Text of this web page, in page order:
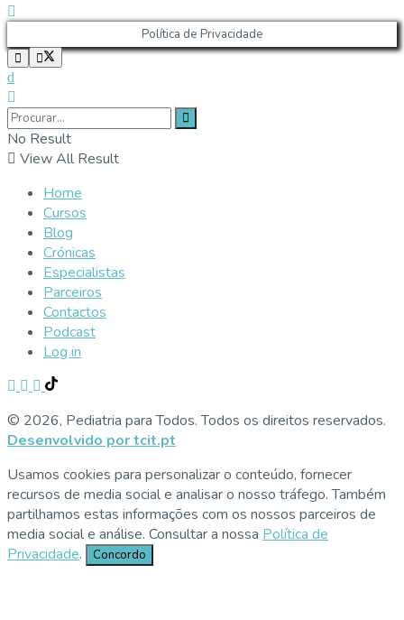
Política de Privacidade
No Result
View All Result
Home
Cursos
Blog
Crónicas
Especialistas
Parceiros
Contactos
Podcast
Log in
© 2026, Pediatria para Todos. Todos os direitos reservados.
Desenvolvido por tcit.pt
Usamos cookies para personalizar o conteúdo, fornecer
recursos de media social e analisar o nosso tráfego. Também
partilhamos estas informações com os nossos parceiros de
media social e análise. Consultar a nossa Política de
Privacidade. Concordo